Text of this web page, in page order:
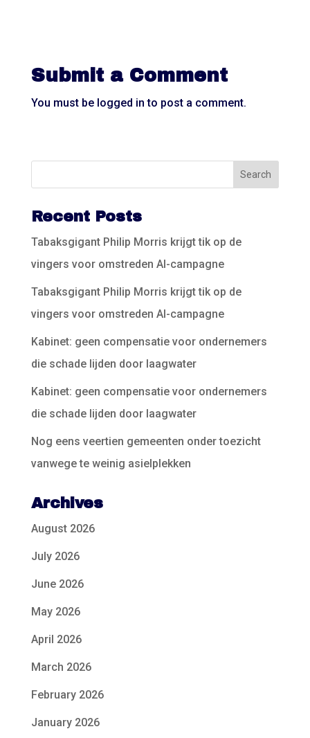
Submit a Comment
You must be logged in to post a comment.
Recent Posts
Tabaksgigant Philip Morris krijgt tik op de
vingers voor omstreden AI-campagne
Tabaksgigant Philip Morris krijgt tik op de
vingers voor omstreden AI-campagne
Kabinet: geen compensatie voor ondernemers
die schade lijden door laagwater
Kabinet: geen compensatie voor ondernemers
die schade lijden door laagwater
Nog eens veertien gemeenten onder toezicht
vanwege te weinig asielplekken
Archives
August 2026
July 2026
June 2026
May 2026
April 2026
March 2026
February 2026
January 2026